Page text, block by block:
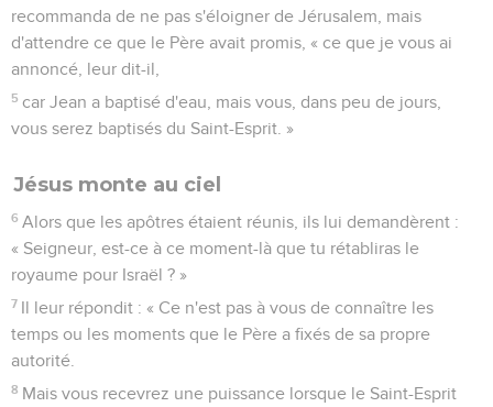
recommanda de ne pas s'éloigner de Jérusalem, mais
d'attendre ce que le Père avait promis, « ce que je vous ai
annoncé, leur dit-il,
5 car Jean a baptisé d'eau, mais vous, dans peu de jours,
vous serez baptisés du Saint-Esprit. »
Jésus monte au ciel
6 Alors que les apôtres étaient réunis, ils lui demandèrent :
« Seigneur, est-ce à ce moment-là que tu rétabliras le
royaume pour Israël ? »
7 Il leur répondit : « Ce n'est pas à vous de connaître les
temps ou les moments que le Père a fixés de sa propre
autorité.
8 Mais vous recevrez une puissance lorsque le Saint-Esprit